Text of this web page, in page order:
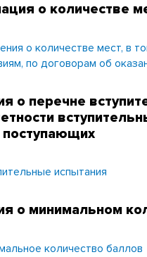
о количестве
о количестве мест, в
по договорам об
о перечне
поступающих
испытания
о минимальном
количество баллов